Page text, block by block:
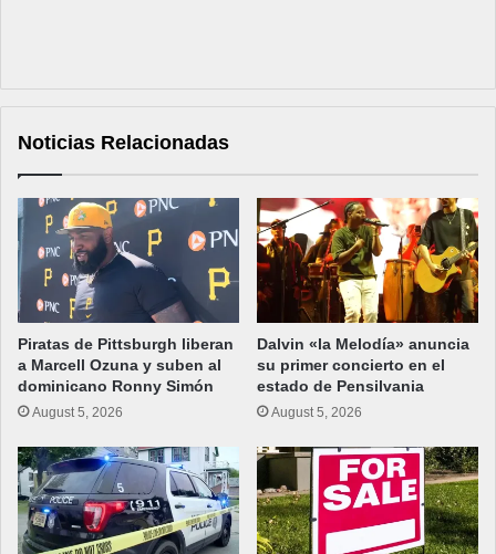
Noticias Relacionadas
Piratas de Pittsburgh liberan
a Marcell Ozuna y suben al
dominicano Ronny Simón
August 5, 2026
Dalvin «la Melodía» anuncia
su primer concierto en el
estado de Pensilvania
August 5, 2026